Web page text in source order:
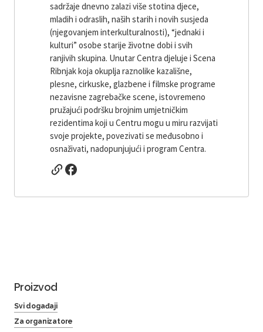
sadržaje dnevno zalazi više stotina djece,
mladih i odraslih, naših starih i novih susjeda
(njegovanjem interkulturalnosti), “jednaki i
kulturi” osobe starije životne dobi i svih
ranjivih skupina. Unutar Centra djeluje i Scena
Ribnjak koja okuplja raznolike kazališne,
plesne, cirkuske, glazbene i filmske programe
nezavisne zagrebačke scene, istovremeno
pružajući podršku brojnim umjetničkim
rezidentima koji u Centru mogu u miru razvijati
svoje projekte, povezivati ​​se međusobno i
osnaživati, nadopunjujući i program Centra.
Proizvod
Svi događaji
Za organizatore